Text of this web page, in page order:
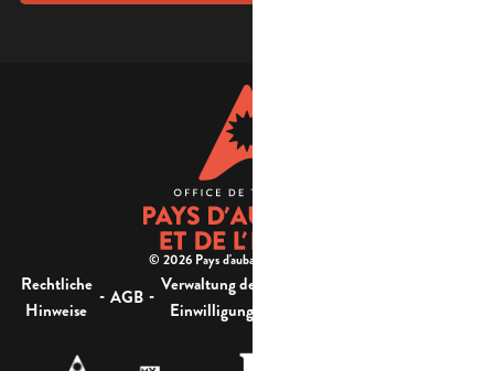
© 2026 Pays d'aubagne et de l'étoile -
Rechtliche
Hinweise
- AGB - Verwaltung der
Einwilligung